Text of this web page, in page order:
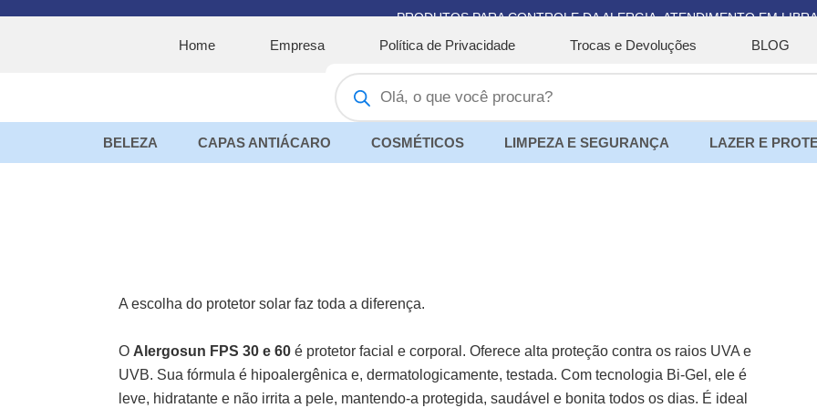
PRODUTOS PARA CONTROLE DA ALERGIA. ATENDIMENTO EM
Home Empresa Política de Privacidade Trocas e Devoluções BLOG
Pesquisar
produtos
BELEZA CAPAS ANTIÁCARO COSMÉTICOS LIMPEZA E SEGURANÇA LAZER E
A escolha do protetor solar faz toda a diferença.
O Alergosun FPS 30 e 60 é protetor facial e corporal. Oferece alta proteção contra os raios UVA e
UVB. Sua fórmula é hipoalergênica e, dermatologicamente, testada. Com tecnologia Bi-Gel, ele é
leve, hidratante e não irrita a pele, mantendo-a protegida, saudável e bonita todos os dias. É ideal